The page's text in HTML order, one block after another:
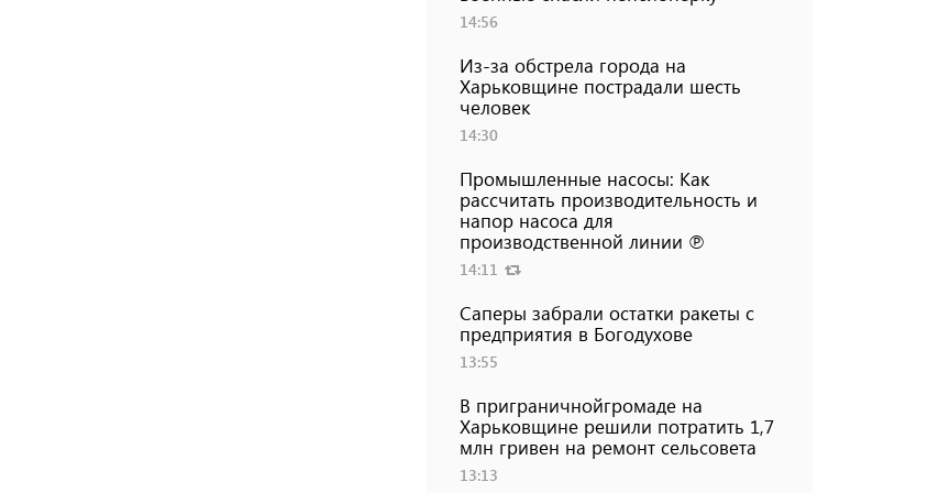
14:56
Из-за обстрела города на
Харьковщине пострадали шесть
человек
14:30
Промышленные насосы: Как
рассчитать производительность и
напор насоса для
производственной линии ℗
14:11
Саперы забрали остатки ракеты с
предприятия в Богодухове
13:55
В приграничнойгромаде на
Харьковщине решили потратить 1,7
млн ​​гривен на ремонт сельсовета
13:13